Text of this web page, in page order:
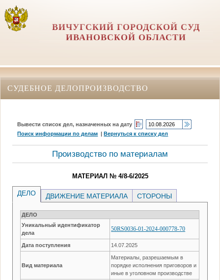
ВИЧУГСКИЙ ГОРОДСКОЙ СУД
ИВАНОВСКОЙ ОБЛАСТИ
СУДЕБНОЕ ДЕЛОПРОИЗВОДСТВО
Вывести список дел, назначенных на дату
Поиск информации по делам |Вернуться к списку дел
Производство по материалам
МАТЕРИАЛ № 4/8-6/2025
ДЕЛО ДВИЖЕНИЕ МАТЕРИАЛА СТОРОНЫ
ДЕЛО
Уникальный идентификатор
дела
50RS0036-01-2024-000778-70
Дата поступления 14.07.2025
Вид материала
Материалы, разрешаемым в
порядке исполнения приговоров и
иные в уголовном производстве